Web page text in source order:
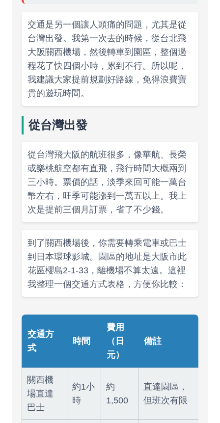
交通是另一個讓人頭痛的問題，尤其是從
台灣出發。我第一次去的時候，從台北飛
大阪關西機場，然後轉車到園區，整個過
程花了快四個小時，累到不行。所以呢，
我建議大家提前規劃好路線，免得浪費寶
貴的遊玩時間。
從台灣出發
從台灣飛大阪的航班很多，像華航、長榮
或樂桃航空都有直飛，飛行時間大概兩到
三小時。票價的話，淡季來回可能一萬台
幣左右，旺季可能漲到一萬五以上。我上
次是提前三個月訂票，省了不少錢。
到了關西機場後，你需要轉乘電車或巴士
到日本環球影城。園區的地址是大阪市此
花區櫻島2-1-33，離機場不算太遠。這裡
我整理一個交通方式表格，方便你比較：
交通方
式
時間
費用
（日
元）
備註
關西機
場直達
巴士
約1小
時
約
1,500
直達園區，
但班次有限